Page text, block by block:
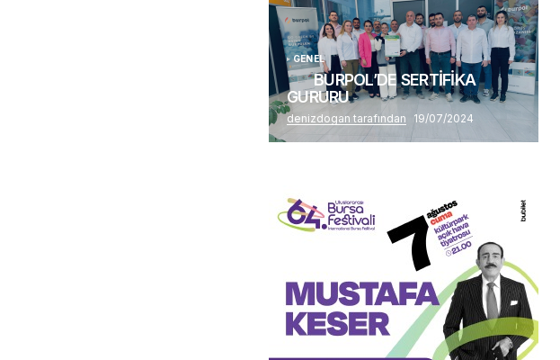
GENEL
BURPOL’DE SERTİFİKA
GURURU
denizdogan tarafından 19/07/2024